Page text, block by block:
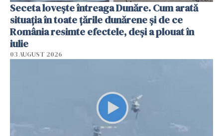
Seceta lovește întreaga Dunăre. Cum arată
situația în toate țările dunărene și de ce
România resimte efectele, deși a plouat în
iulie
03 AUGUST 2026